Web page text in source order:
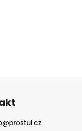
@prostul.cz